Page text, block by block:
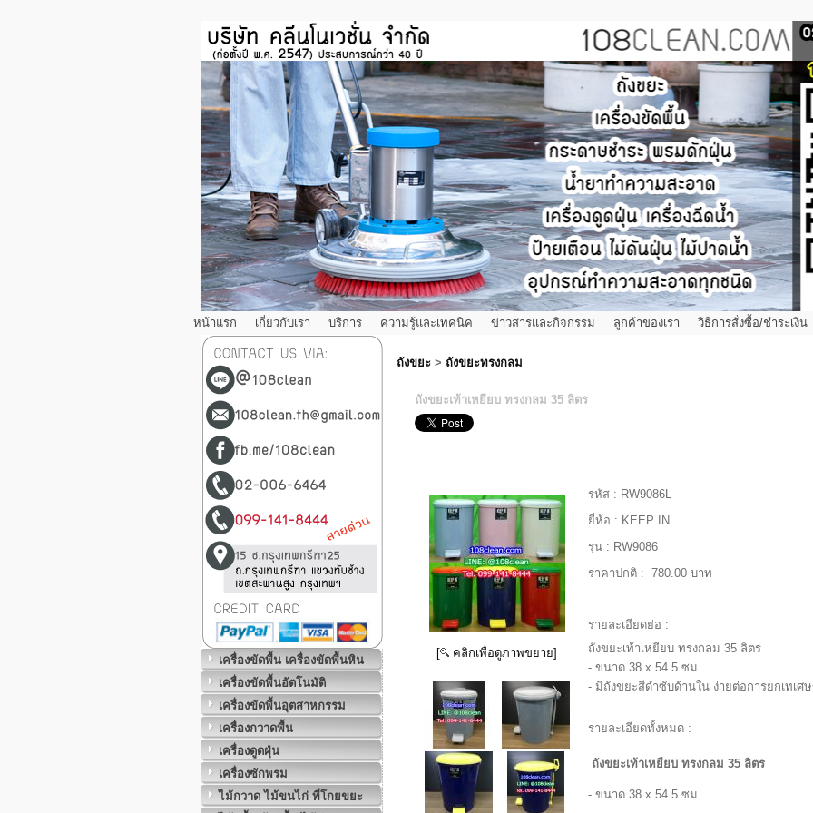
หน้าแรก เกี่ยวกับเรา บริการ ความรู้และเทคนิค ข่าวสารและกิจกรรม ลูกค้าของเรา วิธีการสั่งซื้อ/ชำระเงิน
เครื่องขัดพื้น เครื่องขัดพื้นหิน
เครื่องขัดพื้นอัตโนมัติ
เครื่องขัดพื้นอุตสาหกรรม
เครื่องกวาดพื้น
เครื่องดูดฝุ่น
เครื่องซักพรม
ไม้กวาด ไม้ขนไก่ ที่โกยขยะ
ถังขยะ > ถังขยะทรงกลม
ถังขยะเท้าเหยียบ ทรงกลม 35 ลิตร
[ คลิกเพื่อดูภาพขยาย]
รหัส : RW9086L
ยี่ห้อ : KEEP IN
รุ่น : RW9086
ราคาปกติ :
780.00 บาท
รายละเอียดย่อ :
ถังขยะเท้าเหยียบ ทรงกลม 35 ลิตร
- ขนาด 38 x 54.5 ซม.
- มีถังขยะสีดำซับด้านใน ง่ายต่อการยกเทเศ
รายละเอียดทั้งหมด :
ถังขยะเท้าเหยียบ ทรงกลม 35 ลิตร
- ขนาด 38 x 54.5 ซม.